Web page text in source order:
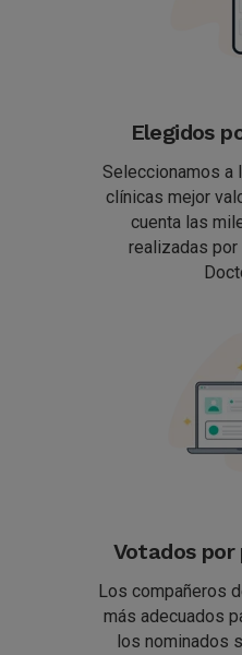
Elegidos
Seleccionamos a
clínicas mejor
cuenta las
realizadas
Votados
Los compañeros
más adecuados
los nominados